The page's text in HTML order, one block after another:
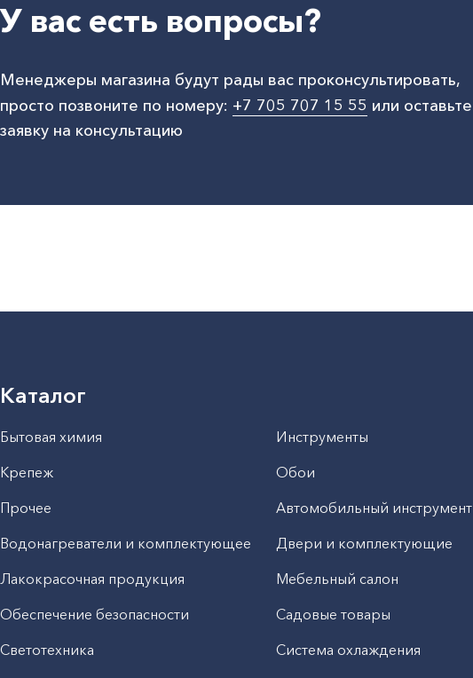
У вас есть вопросы?
Менеджеры магазина будут рады вас проконсультировать,
просто позвоните по номеру: +7 705 707 15 55 или оставьте
заявку на консультацию
Каталог
Бытовая химия Инструменты
Крепеж
Обои
Прочее
Автомобильный инструмент
Водонагреватели и комплектующее
Двери и комплектующие
Лакокрасочная продукция
Мебельный салон
Обеспечение безопасности
Садовые товары
Светотехника
Система охлаждения